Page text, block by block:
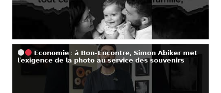
𝗘𝗰𝗼𝗻𝗼𝗺𝗶𝗲 : 𝗮̀ 𝗕𝗼𝗻-𝗘𝗻𝗰𝗼𝗻𝘁𝗿𝗲, 𝗦𝗶𝗺𝗼𝗻 𝗔𝗯𝗶𝗸𝗲𝗿 𝗺𝗲𝘁
𝗹’𝗲𝘅𝗶𝗴𝗲𝗻𝗰𝗲 𝗱𝗲 𝗹𝗮 𝗽𝗵𝗼𝘁𝗼 𝗮𝘂 𝘀𝗲𝗿𝘃𝗶𝗰𝗲 𝗱𝗲𝘀 𝘀𝗼𝘂𝘃𝗲𝗻𝗶𝗿𝘀